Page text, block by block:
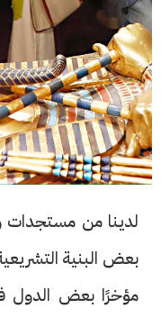
لدينا من
بعض البنية
مؤخرًا بعض الدول